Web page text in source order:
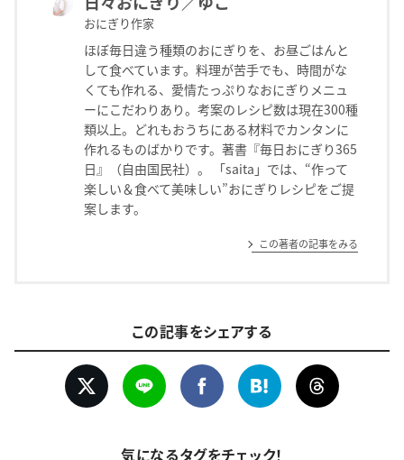
おにぎり作家
ほぼ毎日違う種類のおにぎりを、お昼ごはんと
して食べています。料理が苦手でも、時間がな
くても作れる、愛情たっぷりなおにぎりメニュ
ーにこだわりあり。考案のレシピ数は現在300種
類以上。どれもおうちにある材料でカンタンに
作れるものばかりです。著書『毎日おにぎり365
日』（自由国民社）。 「saita」では、“作って
楽しい＆食べて美味しい”おにぎりレシピをご提
案します。
この著者の記事をみる
この記事をシェアする
気になるタグをチェック！